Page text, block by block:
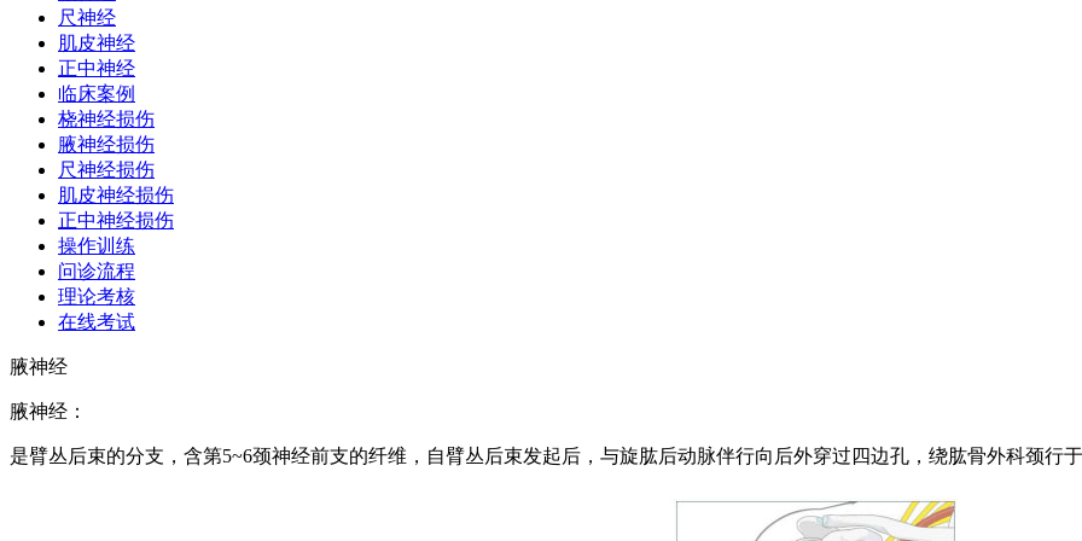
尺神经
肌皮神经
正中神经
临床案例
桡神经损伤
腋神经损伤
尺神经损伤
肌皮神经损伤
正中神经损伤
操作训练
问诊流程
理论考核
在线考试
腋神经
腋神经：
是臂丛后束的分支，含第5~6颈神经前支的纤维，自臂丛后束发起后，与旋肱后动脉伴行向后外穿过四边孔，绕肱骨外科颈行于